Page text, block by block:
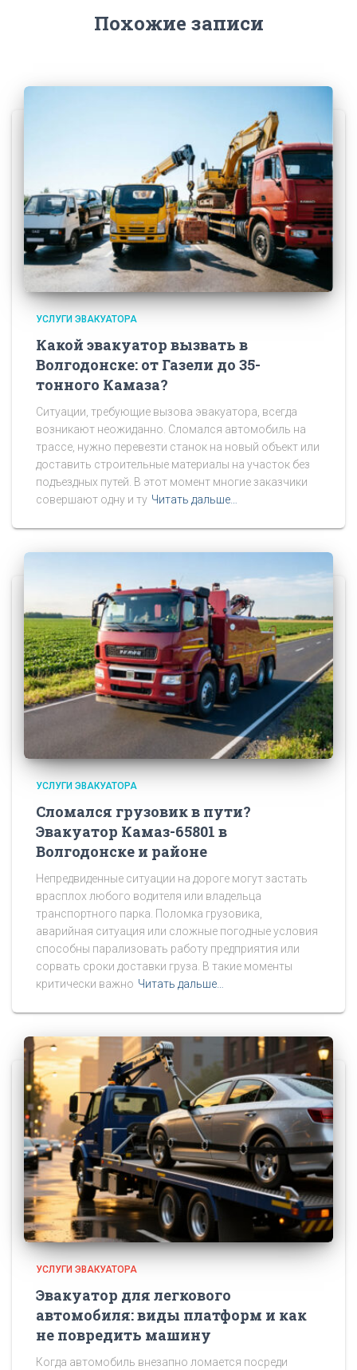
Похожие записи
УСЛУГИ ЭВАКУАТОРА
Какой эвакуатор вызвать в
Волгодонске: от Газели до 35-
тонного Камаза?
Ситуации, требующие вызова эвакуатора, всегда
возникают неожиданно. Сломался автомобиль на
трассе, нужно перевезти станок на новый объект или
доставить строительные материалы на участок без
подъездных путей. В этот момент многие заказчики
совершают одну и ту Читать дальше…
УСЛУГИ ЭВАКУАТОРА
Сломался грузовик в пути?
Эвакуатор Камаз-65801 в
Волгодонске и районе
Непредвиденные ситуации на дороге могут застать
врасплох любого водителя или владельца
транспортного парка. Поломка грузовика,
аварийная ситуация или сложные погодные условия
способны парализовать работу предприятия или
сорвать сроки доставки груза. В такие моменты
критически важно Читать дальше…
УСЛУГИ ЭВАКУАТОРА
Эвакуатор для легкового
автомобиля: виды платформ и как
не повредить машину
Когда автомобиль внезапно ломается посреди